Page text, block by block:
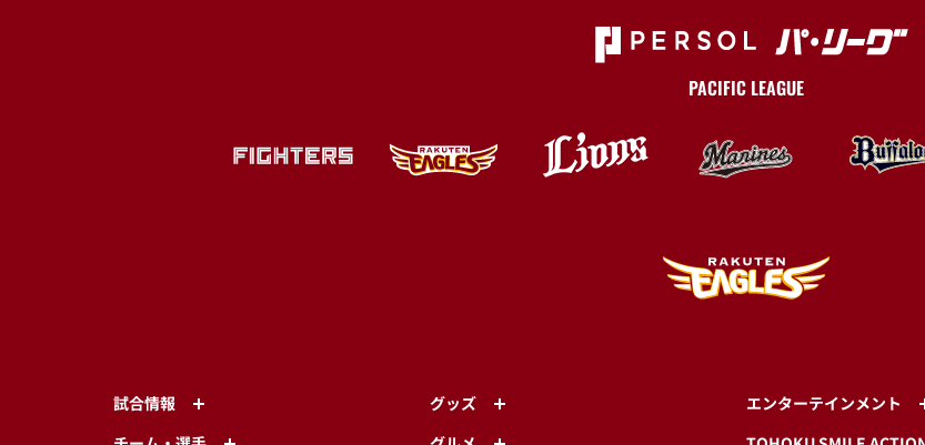
PACIFIC LEAGUE
試合情報
グッズ
エンターテインメント